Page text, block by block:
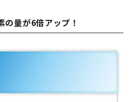
の量が6倍アップ！